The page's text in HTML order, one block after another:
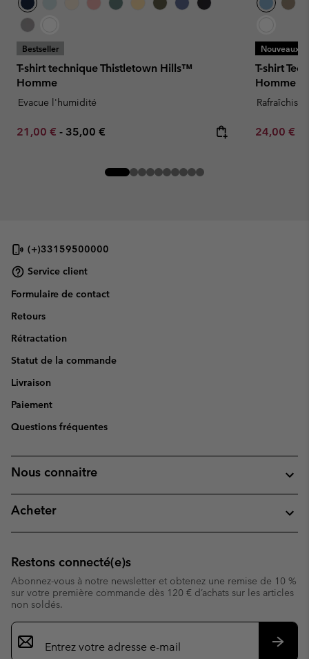
Bestseller
T-shirt technique Thistletown Hills™
Homme
Evacue l'humidité
Minimum sale price:
21,00 € - Maximum price:
35,00 €
Nouveaux
T-shirt
Homme
Minimum
24,00 €
(+)33159500000
Service client
Formulaire de contact
Retours
Rétractation
Statut de la commande
Livraison
Paiement
Questions fréquentes
Nous connaitre
Acheter
Restons connecté(e)s
Abonnez-vous à notre newsletter et obtenez une remise de 10 %
sur votre première commande dès 120 € d’achats sur les articles
non soldés.
Inscription
par